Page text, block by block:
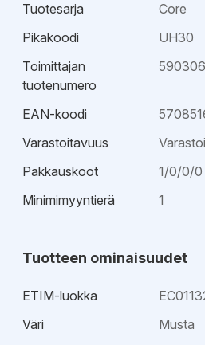
Tuotesarja
Core
Pikakoodi
UH30
Toimittajan
tuotenumero
EAN-koodi
Varastoitavuus
Pakkauskoot
1/0/0/0
Minimimyyntierä
1
Tuotteen ominaisuudet
ETIM-luokka
Väri
Musta